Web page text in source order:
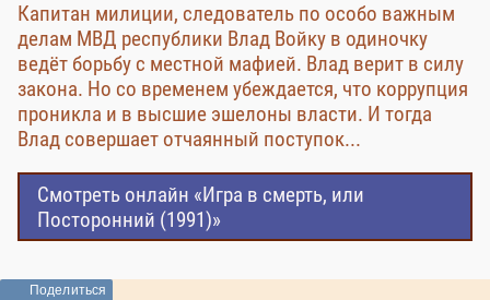
Капитан милиции, следователь по особо важным
делам МВД республики Влад Войку в одиночку
ведёт борьбу с местной мафией. Влад верит в силу
закона. Но со временем убеждается, что коррупция
проникла и в высшие эшелоны власти. И тогда
Влад совершает отчаянный поступок...
Смотреть онлайн «Игра в смерть, или
Посторонний (1991)»
Поделиться